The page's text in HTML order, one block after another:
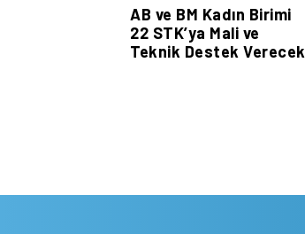
AB ve BM Kadın Birimi
22 STK’ya Mali ve
Teknik Destek Verecek